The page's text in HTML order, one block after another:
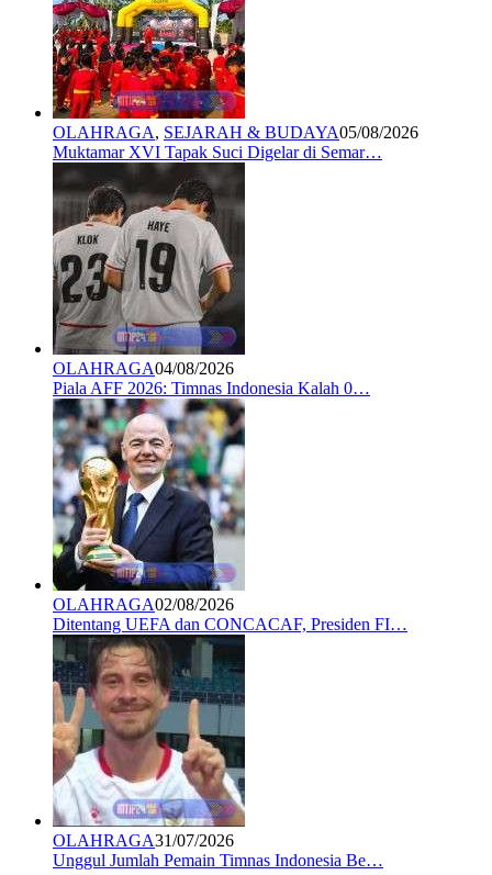
OLAHRAGA, SEJARAH & BUDAYA05/08/2026
Muktamar XVI Tapak Suci Digelar di Semar…
OLAHRAGA04/08/2026
Piala AFF 2026: Timnas Indonesia Kalah 0…
OLAHRAGA02/08/2026
Ditentang UEFA dan CONCACAF, Presiden FI…
OLAHRAGA31/07/2026
Unggul Jumlah Pemain Timnas Indonesia Be…